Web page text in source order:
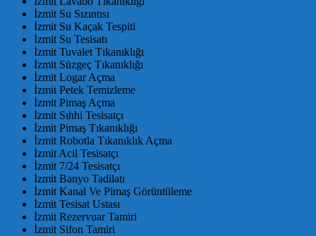
İzmit Su Sızıntısı
İzmit Su Kaçak Tespiti
İzmit Su Tesisatı
İzmit Tuvalet Tıkanıklığı
İzmit Süzgeç Tıkanıklığı
İzmit Logar Açma
İzmit Petek Temizleme
İzmit Pimaş Açma
İzmit Sıhhi Tesisatçı
İzmit Pimaş Tıkanıklığı
İzmit Robotla Tıkanıklık Açma
İzmit Acil Tesisatçı
İzmit 7/24 Tesisatçı
İzmit Banyo Tadilatı
İzmit Kanal Ve Pimaş Görüntüleme
İzmit Tesisat Ustası
İzmit Rezervuar Tamiri
İzmit Sifon Tamiri